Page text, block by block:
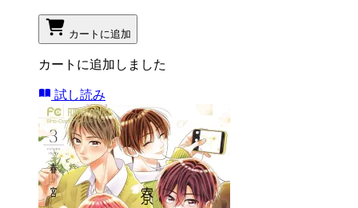
カートに追加
カートに追加しました
試し読み